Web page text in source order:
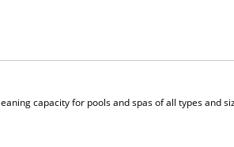
capacity for pools and spas of all types and